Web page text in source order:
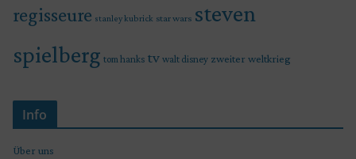
regisseure stanley kubrick star wars steven
spielberg tom hanks tv walt disney zweiter weltkrieg
Info
Über uns